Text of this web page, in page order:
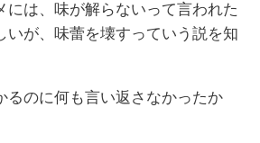
には、味が解らないって言われた
いが、味蕾を壊すっていう説を知
るのに何も言い返さなかったか